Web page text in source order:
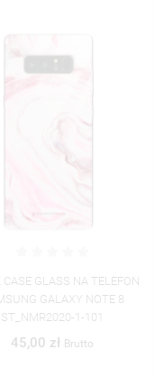
BLACK CASE GLASS
SAMSUNG GALAXY
ST_NMR2020-1-
45,00 zł